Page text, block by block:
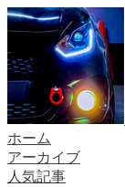
ホーム
アーカイブ
人気記事